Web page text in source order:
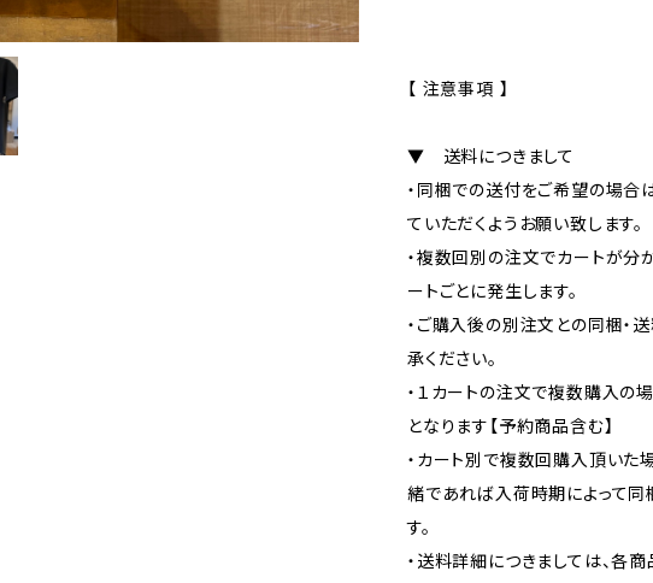
【 注意事項 】
▼ 送料につきまして
・同梱での送付をご希望の場合
ていただくようお願い致します。
・複数回別の注文でカートが分
ートごとに発生します。
・ご購入後の別注文との同梱・
承ください。
・１カートの注文で複数購入の
となります【予約商品含む】
・カート別で複数回購入頂いた
緒であれば入荷時期によって同
す。
・送料詳細につきましては、各